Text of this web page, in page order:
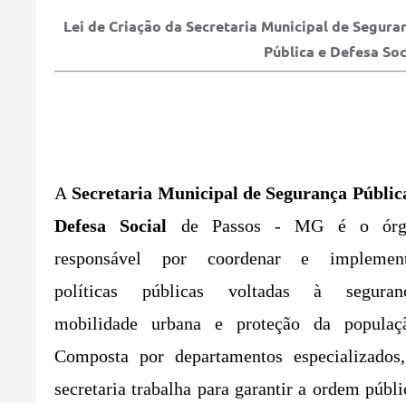
Lei de Criação da Secretaria Municipal de
Pública e Defesa
A Secretaria Municipal de Segurança
Defesa Social de Passos - MG é o
responsável por coordenar e
políticas públicas voltadas à
mobilidade urbana e proteção da
Composta por departamentos
secretaria trabalha para garantir a ordem